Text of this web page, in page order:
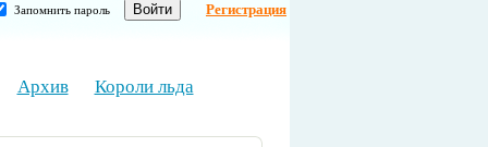
Запомнить пароль Регистрация
Архив Короли льда